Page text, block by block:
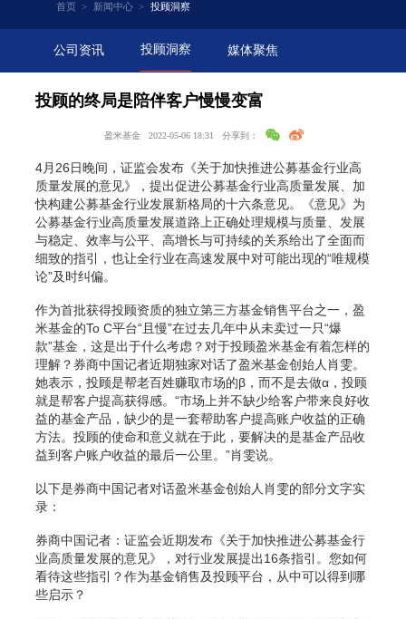
首页 > 新闻中心 > 投顾洞察
公司资讯 投顾洞察 媒体聚焦
投顾的终局是陪伴客户慢慢变富
盈米基金 2022-05-06 18:31 分享到：
4月26日晚间，证监会发布《关于加快推进公募基金行业高
质量发展的意见》，提出促进公募基金行业高质量发展、加
快构建公募基金行业发展新格局的十六条意见。《意见》为
公募基金行业高质量发展道路上正确处理规模与质量、发展
与稳定、效率与公平、高增长与可持续的关系给出了全面而
细致的指引，也让全行业在高速发展中对可能出现的“唯规模
论”及时纠偏。
作为首批获得投顾资质的独立第三方基金销售平台之一，盈
米基金的To C平台“且慢”在过去几年中从未卖过一只“爆
款”基金，这是出于什么考虑？对于投顾盈米基金有着怎样的
理解？券商中国记者近期独家对话了盈米基金创始人肖雯。
她表示，投顾是帮老百姓赚取市场的β，而不是去做α，投顾
就是帮客户提高获得感。“市场上并不缺少给客户带来良好收
益的基金产品，缺少的是一套帮助客户提高账户收益的正确
方法。投顾的使命和意义就在于此，要解决的是基金产品收
益到客户账户收益的最后一公里。”肖雯说。
以下是券商中国记者对话盈米基金创始人肖雯的部分文字实
录：
券商中国记者：证监会近期发布《关于加快推进公募基金行
业高质量发展的意见》，对行业发展提出16条指引。您如何
看待这些指引？作为基金销售及投顾平台，从中可以得到哪
些启示？